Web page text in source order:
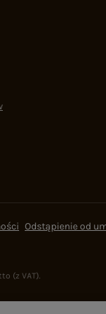
Odstąpienie od
(z VAT).